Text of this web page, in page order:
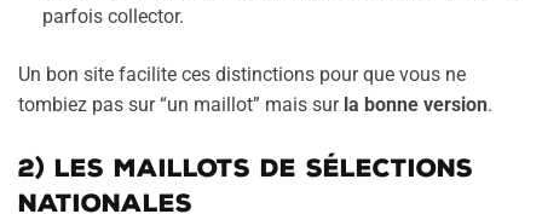
parfois collector.
Un bon site facilite ces distinctions pour que vous ne
tombiez pas sur “un maillot” mais sur la bonne version.
2) Les maillots de sélections
nationales